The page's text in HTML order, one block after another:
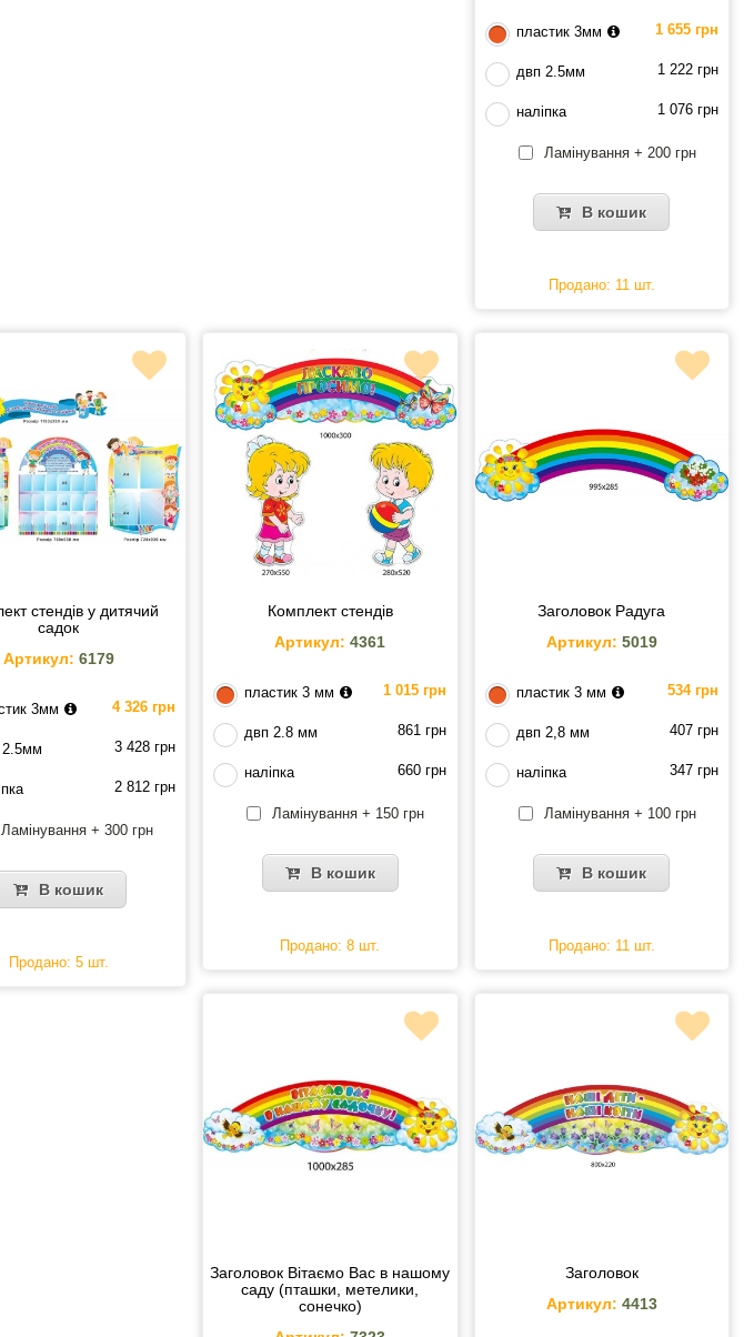
пластик 3мм 1 655 грн
двп 2.5мм 1 222 грн
наліпка 1 076 грн
Ламінування + 200 грн
В кошик
Продано: 11 шт.
стендів у дитячий
садок
Артикул: 6179
3мм 4 326 грн
2.5мм 3 428 грн
2 812 грн
Ламінування + 300 грн
В кошик
Продано: 5 шт.
Комплект стендів
Артикул: 4361
пластик 3 мм 1 015 грн
двп 2.8 мм 861 грн
наліпка 660 грн
Ламінування + 150 грн
В кошик
Продано: 8 шт.
Заголовок Радуга
Артикул: 5019
пластик 3 мм 534 грн
двп 2,8 мм 407 грн
наліпка 347 грн
Ламінування + 100 грн
В кошик
Продано: 11 шт.
Заголовок Вітаємо Вас в нашому
саду (пташки, метелики,
сонечко)
Заголовок
Артикул: 4413